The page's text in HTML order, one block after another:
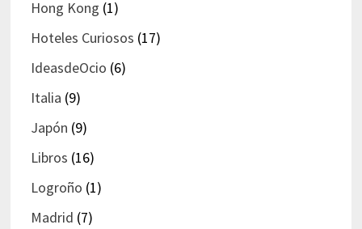
Hong Kong (1)
Hoteles Curiosos (17)
IdeasdeOcio (6)
Italia (9)
Japón (9)
Libros (16)
Logroño (1)
Madrid (7)